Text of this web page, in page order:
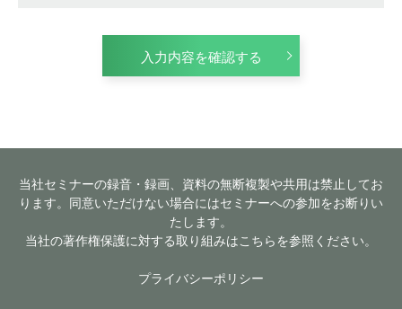
入力内容を確認する
当社セミナーの録音・録画、資料の無断複製や共用は禁止してお
ります。同意いただけない場合にはセミナーへの参加をお断りい
たします。
当社の著作権保護に対する取り組みはこちらを参照ください。
プライバシーポリシー